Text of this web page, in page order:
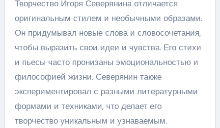
Творчество Игоря Северянина отличается
оригинальным стилем и необычными образами.
Он придумывал новые слова и словосочетания,
чтобы выразить свои идеи и чувства. Его стихи
и пьесы часто пронизаны эмоциональностью и
философией жизни. Северянин также
экспериментировал с разными литературными
формами и техниками, что делает его
творчество уникальным и узнаваемым.